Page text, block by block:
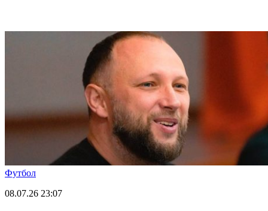
Футбол
08.07.26 23:07